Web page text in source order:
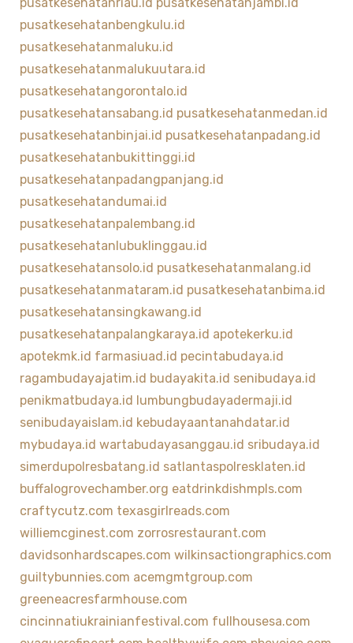
pusatkesehatanriau.id pusatkesehatanjambi.id
pusatkesehatanbengkulu.id
pusatkesehatanmaluku.id
pusatkesehatanmalukuutara.id
pusatkesehatangorontalo.id
pusatkesehatansabang.id pusatkesehatanmedan.id
pusatkesehatanbinjai.id pusatkesehatanpadang.id
pusatkesehatanbukittinggi.id
pusatkesehatanpadangpanjang.id
pusatkesehatandumai.id
pusatkesehatanpalembang.id
pusatkesehatanlubuklinggau.id
pusatkesehatansolo.id pusatkesehatanmalang.id
pusatkesehatanmataram.id pusatkesehatanbima.id
pusatkesehatansingkawang.id
pusatkesehatanpalangkaraya.id apotekerku.id
apotekmk.id farmasiuad.id pecintabudaya.id
ragambudayajatim.id budayakita.id senibudaya.id
penikmatbudaya.id
lumbungbudayadermaji.id
senibudayaislam.id kebudayaantanahdatar.id
mybudaya.id wartabudayasanggau.id sribudaya.id
simerdupolresbatang.id satlantaspolresklaten.id
buffalogrovechamber.org eatdrinkdishmpls.com
craftycutz.com texasgirlreads.com
williemcginest.com zorrosrestaurant.com
davidsonhardscapes.com wilkinsactiongraphics.com
guiltybunnies.com acemgmtgroup.com
greeneacresfarmhouse.com
cincinnatiukrainianfestival.com fullhousesa.com